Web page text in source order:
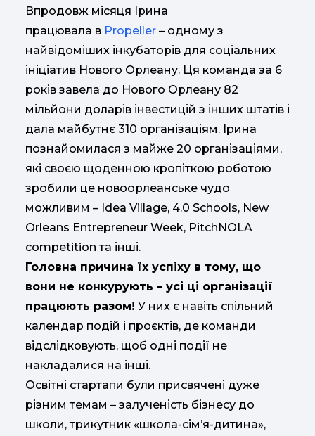
Впродовж місяця Ірина
працювала в Propeller – одному з
найвідоміших інкубаторів для соціальних
ініціатив Нового Орлеану. Ця команда за 6
років завела до Нового Орлеану 82
мільйони доларів інвестицій з інших штатів і
дала майбутнє 310 організаціям. Ірина
познайомилася з майже 20 організаціями,
які своєю щоденною кропіткою роботою
зробили це новоорлеанське чудо
можливим – Idea Village, 4.0 Schools, New
Orleans Entrepreneur Week, PitchNOLA
competition та інші.
Головна причина їх успіху в тому, що
вони не конкурують – усі ці організації
працюють разом! У них є навіть спільний
календар подій і проєктів, де команди
відслідковують, щоб одні події не
накладалися на інші.
Освітні стартапи були присвячені дуже
різним темам – залученість бізнесу до
школи, трикутник «школа-сім’я-дитина»,